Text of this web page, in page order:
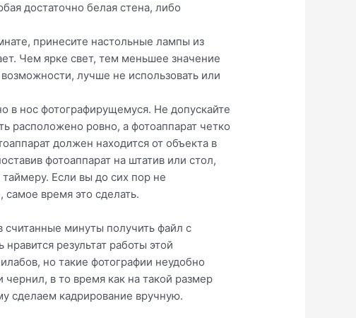
достаточно белая стена, либо
принесите настольные лампы из
Чем ярке свет, тем меньшее значение
лучше не использовать или
в нос фотографирущемуся. Не допускайте
расположено ровно, а фотоаппарат четко
должен находится от объекта в
фотоаппарат на штатив или стол,
Если вы до сих пор не
время это сделать.
считанные минуты получить файл с
результат работы этой
но такие фотографии неудобно
в то время как на такой размер
сделаем кадрирование вручную.